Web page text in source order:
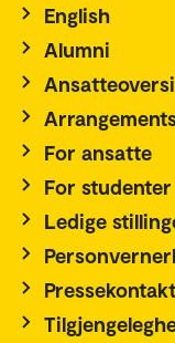
English
Alumni
For ansatte
For studenter
Ledige
Pressekontakt